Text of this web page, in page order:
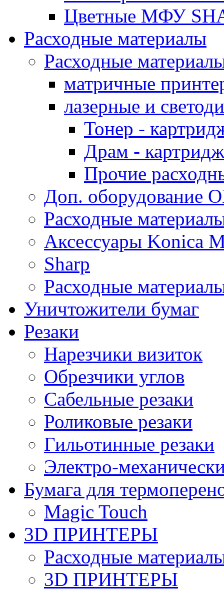
Цветные МФУ
Расходные материалы
Расходные
матричные
лазерные и
Тонер -
Драм -
Прочие
Доп. оборудование
Расходные
Аксессуары Konica
Sharp
Расходные
Уничтожители бумаг
Резаки
Нарезчики визиток
Обрезчики углов
Сабельные резаки
Роликовые резаки
Гильотинные резаки
Электро-
Бумага для
Magic Touch
3D ПРИНТЕРЫ
Расходные
3D ПРИНТЕРЫ